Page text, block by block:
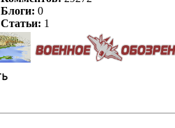
Блоги: 0
Статьи: 1